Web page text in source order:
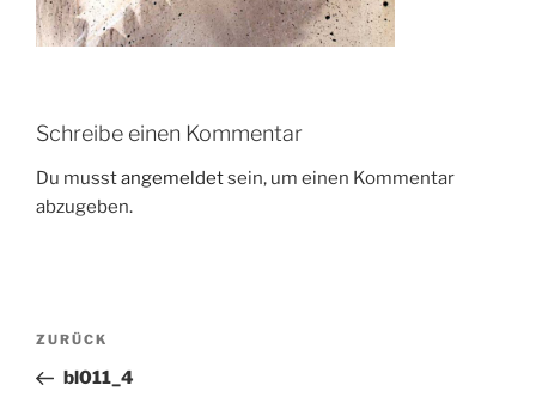
Schreibe einen Kommentar
Du musstangemeldetsein, um einen Kommentar
abzugeben.
Beitragsnavigation
Vorheriger
Beitrag
ZURÜCK
bl011_4